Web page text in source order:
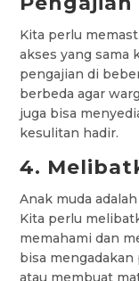
Kita perlu
akses yang sama
pengajian di
berbeda agar
juga bisa
kesulitan hadir.
4.
Anak muda
Kita perlu
memahami dan
bisa
atau membuat